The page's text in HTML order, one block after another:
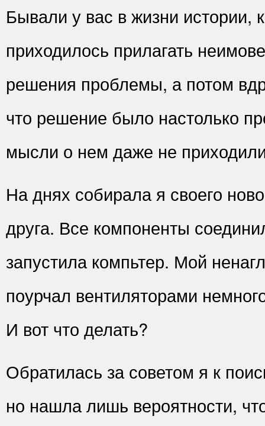
Бывали у вас в жизни истории,
приходилось прилагать
решения проблемы, а потом
что решение было настолько
мысли о нем даже не
На днях собирала я своего
друга. Все компоненты
запустила компьтер. Мой
поурчал вентиляторами
И вот что делать?
Обратилась за советом я к
но нашла лишь вероятности,